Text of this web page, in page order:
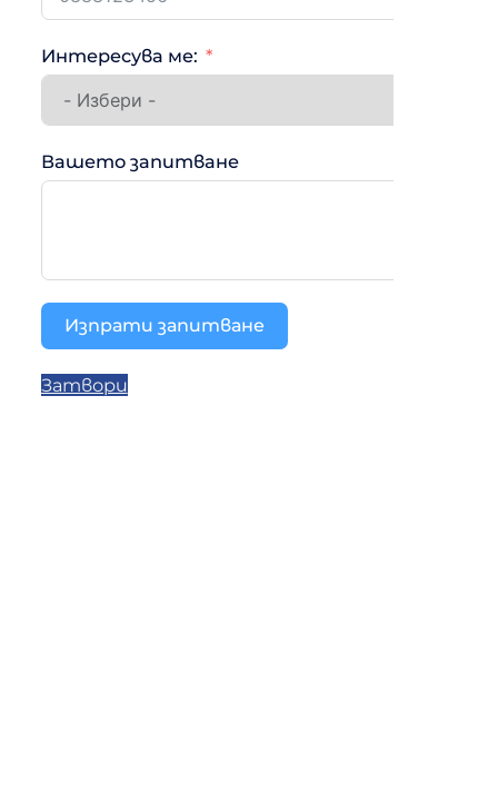
Интересува ме:
Вашето запитване
Изпрати запитване
Затвори